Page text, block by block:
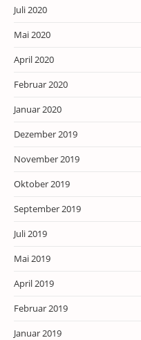
Juli 2020
Mai 2020
April 2020
Februar 2020
Januar 2020
Dezember 2019
November 2019
Oktober 2019
September 2019
Juli 2019
Mai 2019
April 2019
Februar 2019
Januar 2019